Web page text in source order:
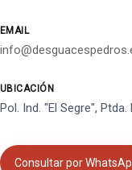
EMAIL
UBICACIÓN
Pol. Ind. "El Segre",
Consultar por